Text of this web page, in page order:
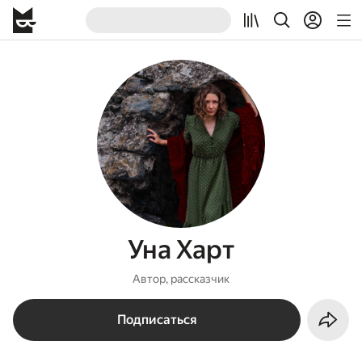
Уна Харт
Автор, рассказчик
Подписаться